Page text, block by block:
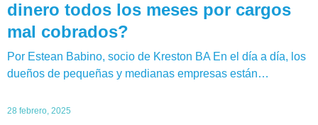
dinero todos los meses por cargos
mal cobrados?
Por Estean Babino, socio de Kreston BA En el día a día, los
dueños de pequeñas y medianas empresas están…
28 febrero, 2025